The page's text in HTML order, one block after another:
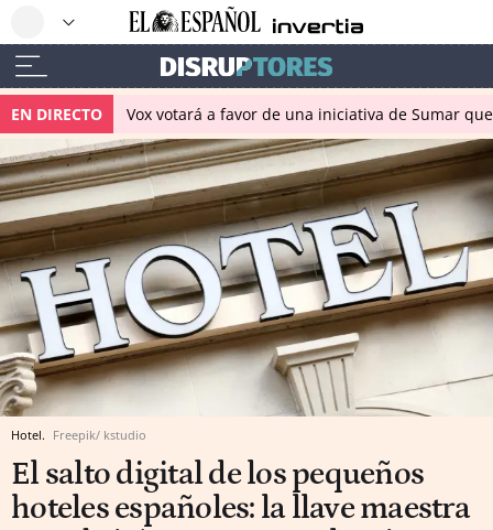
EN DIRECTO Vox votará a favor de una iniciativa de Sumar
Hotel. Freepik/ kstudio
El salto digital de los pequeños
hoteles españoles: la llave maestra